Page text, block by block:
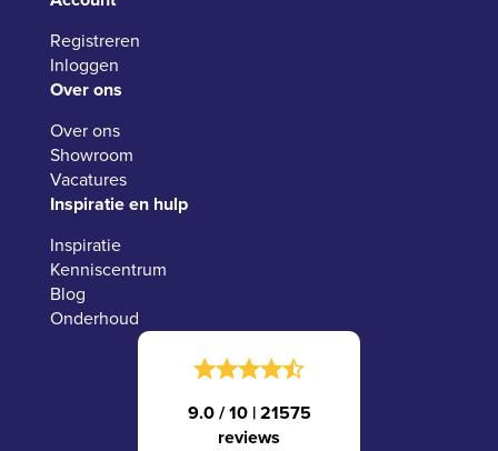
Registreren
Inloggen
Over ons
Over ons
Showroom
Vacatures
Inspiratie en hulp
Inspiratie
Kenniscentrum
Blog
Onderhoud
9.0 / 10 |21575
reviews